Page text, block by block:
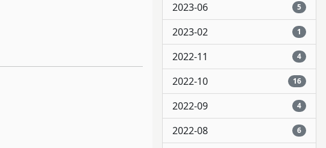
2023-06 5
2023-02 1
2022-11 4
2022-10 16
2022-09 4
2022-08 6